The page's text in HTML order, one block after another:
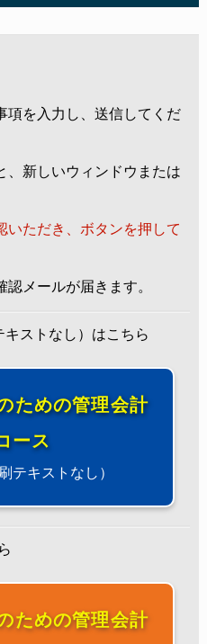
項を入力し、送信してくだ
、新しいウィンドウまたは
いただき、ボタンを押して
メールが届きます。
ストなし）はこちら
ための管理会計
ース
テキストなし）
ための管理会計